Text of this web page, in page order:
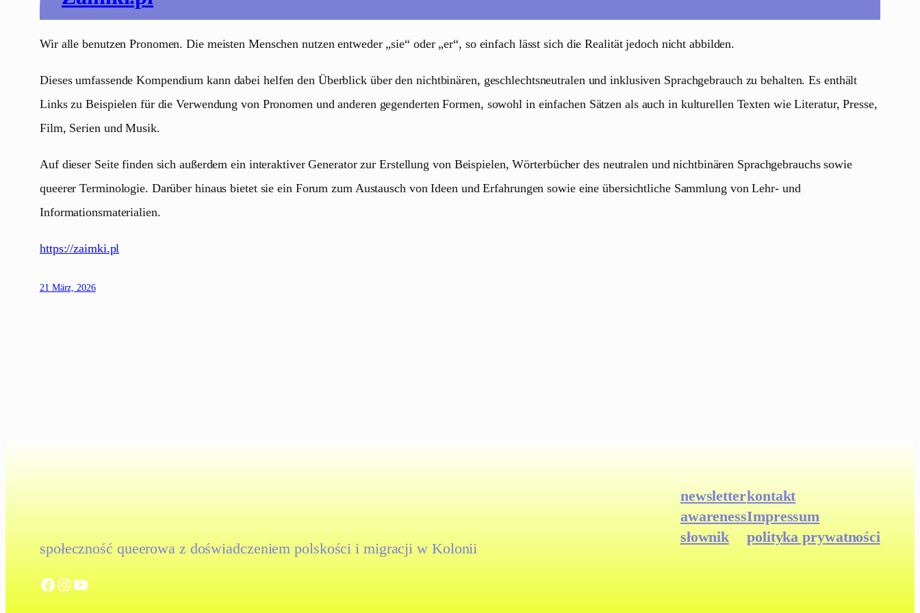
Wir alle benutzen Pronomen. Die meisten Menschen nutzen entweder „sie“ oder „er“, so einfach lässt sich die Realität jedoch nicht abbilden.
Dieses umfassende Kompendium kann dabei helfen den Überblick über den nichtbinären, geschlechtsneutralen und inklusiven Sprachgebrauch zu behalten. Es enthält
Links zu Beispielen für die Verwendung von Pronomen und anderen gegenderten Formen, sowohl in einfachen Sätzen als auch in kulturellen Texten wie Literatur, Presse,
Film, Serien und Musik.
Auf dieser Seite finden sich außerdem ein interaktiver Generator zur Erstellung von Beispielen, Wörterbücher des neutralen und nichtbinären Sprachgebrauchs sowie
queerer Terminologie. Darüber hinaus bietet sie ein Forum zum Austausch von Ideen und Erfahrungen sowie eine übersichtliche Sammlung von Lehr- und
Informationsmaterialien.
https://zaimki.pl
21 März, 2026
społeczność queerowa z doświadczeniem polskości i migracji w Kolonii
Facebook Instagram YouTube
newsletter
awareness
słownik
kontakt
Impressum
polityka prywatności